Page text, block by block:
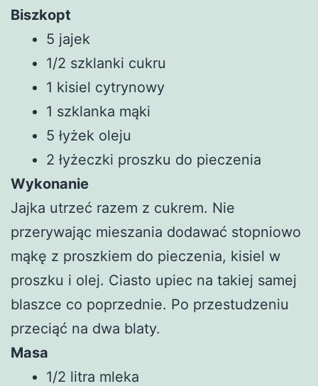
Biszkopt
5 jajek
1/2 szklanki cukru
1 kisiel cytrynowy
1 szklanka mąki
5 łyżek oleju
2 łyżeczki proszku do pieczenia
Wykonanie
Jajka utrzeć razem z cukrem. Nie
przerywając mieszania dodawać stopniowo
mąkę z proszkiem do pieczenia, kisiel w
proszku i olej. Ciasto upiec na takiej samej
blaszce co poprzednie. Po przestudzeniu
przeciąć na dwa blaty.
Masa
1/2 litra mleka